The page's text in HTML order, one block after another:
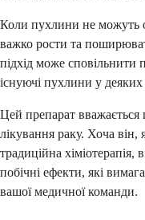
Коли пухлини не можуть
важко рости та
підхід може
існуючі пухлини у
Цей препарат
лікування раку. Хоча
традиційна
побічні ефекти, які
вашої медичної команди.